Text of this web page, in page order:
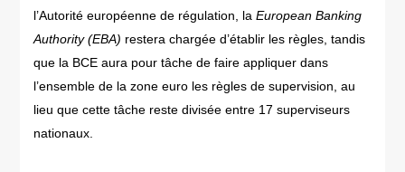
l’Autorité européenne de régulation, laEuropean Banking
Authority (EBA) restera chargée d’établir les règles, tandis
que la BCE aura pour tâche de faire appliquer dans
l’ensemble de la zone euro les règles de supervision, au
lieu que cette tâche reste divisée entre 17 superviseurs
nationaux.